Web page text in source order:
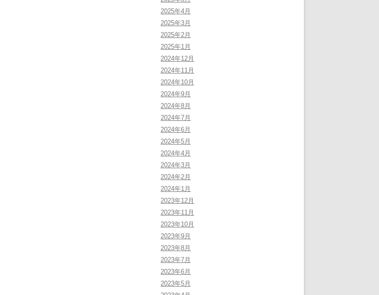
2025年4月
2025年3月
2025年2月
2025年1月
2024年12月
2024年11月
2024年10月
2024年9月
2024年8月
2024年7月
2024年6月
2024年5月
2024年4月
2024年3月
2024年2月
2024年1月
2023年12月
2023年11月
2023年10月
2023年9月
2023年8月
2023年7月
2023年6月
2023年5月